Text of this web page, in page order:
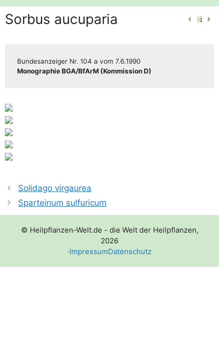
Sorbus aucuparia
Bun­des­an­zei­ger Nr. 104 a vom 7.6.1990
Mono­gra­phie BGA/​​BfArM (Kom­mis­si­on D)
Solidago virgaurea
Sparteinum sulfuricum
© Heilpflanzen-Welt.de - die Welt der Heilpflanzen,
2026
·ImpressumDatenschutz